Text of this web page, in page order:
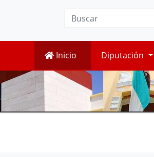
Inicio Diputación